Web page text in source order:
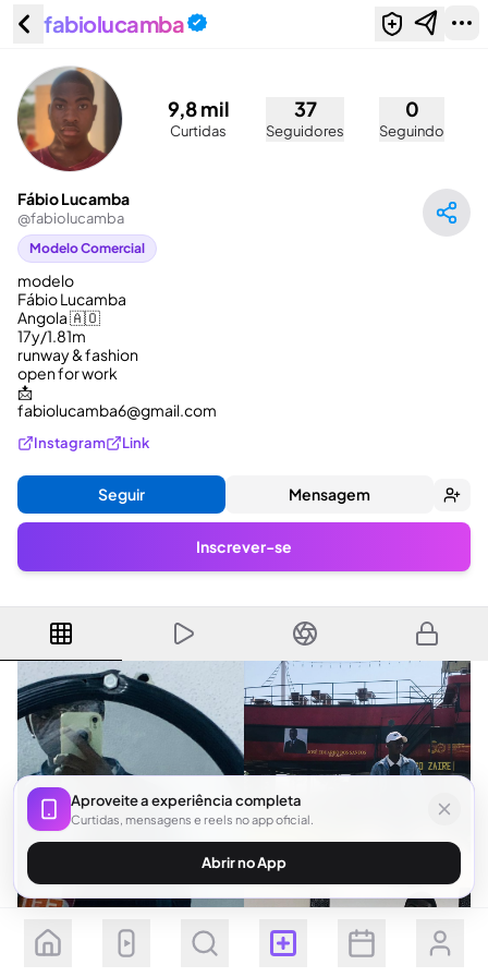
Fábio Lucamba (@fabiolucamba)
fabiolucamba
9,8 mil
Curtidas
37
Seguidores
0
Seguindo
Fábio Lucamba
@fabiolucamba
Modelo Comercial
modelo
Fábio Lucamba
Angola 🇦🇴
17y/1.81m
runway & fashion
open for work
📩
fabiolucamba6@gmail.com
Instagram Link
Seguir Mensagem
Inscrever-se
Seguir Inscrever-se
Aproveite a experiência completa
Curtidas, mensagens e reels no app oficial.
Abrir no App